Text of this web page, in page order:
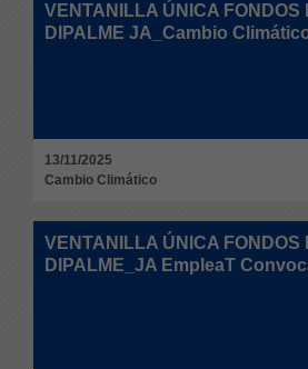
VENTANILLA ÚNICA FONDOS
DIPALME JA_Cambio
13/11/2025
Cambio Climático
VENTANILLA ÚNICA FONDOS
DIPALME_JA EmpleaT